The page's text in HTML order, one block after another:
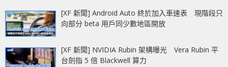
[XF 新聞] Android Auto 終於加入車速表 現階段只
向部分 beta 用戶同少數地區開放
[XF 新聞] NVIDIA Rubin 架構曝光 Vera Rubin 平
台劍指 5 倍 Blackwell 算力